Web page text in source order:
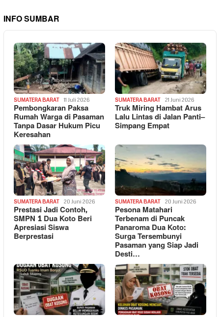
INFO SUMBAR
SUMATERA BARAT 11 Juli 2026
Pembongkaran Paksa
Rumah Warga di Pasaman
Tanpa Dasar Hukum Picu
Keresahan
SUMATERA BARAT 21 Juni 2026
Truk Miring Hambat Arus
Lalu Lintas di Jalan Panti–
Simpang Empat
SUMATERA BARAT 20 Juni 2026
Prestasi Jadi Contoh,
SMPN 1 Dua Koto Beri
Apresiasi Siswa
Berprestasi
SUMATERA BARAT 20 Juni 2026
Pesona Matahari
Terbenam di Puncak
Panaroma Dua Koto:
Surga Tersembunyi
Pasaman yang Siap Jadi
Desti…